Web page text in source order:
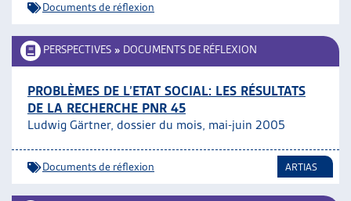
Documents de réflexion
PERSPECTIVES » DOCUMENTS DE RÉFLEXION
PROBLÈMES DE L’ETAT SOCIAL: LES RÉSULTATS
DE LA RECHERCHE PNR 45
Ludwig Gärtner, dossier du mois, mai-juin 2005
Documents de réflexion ARTIAS